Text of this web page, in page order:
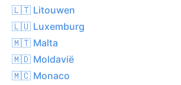
🇱🇹 Litouwen
🇱🇺 Luxemburg
🇲🇹 Malta
🇲🇩 Moldavië
🇲🇨 Monaco